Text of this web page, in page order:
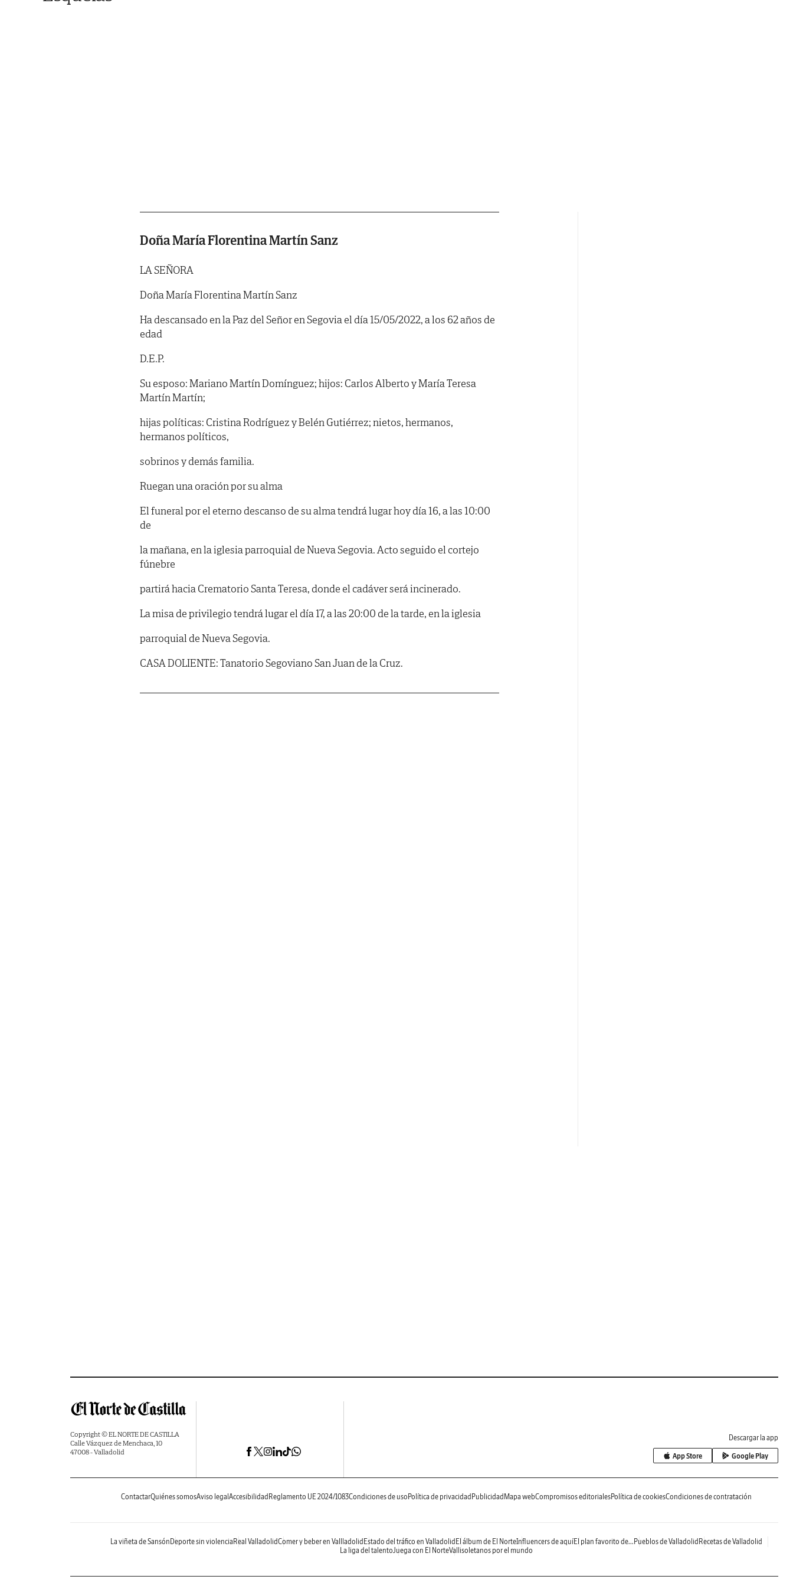
Doña María Florentina Martín Sanz
LA SEÑORA
Doña María Florentina Martín Sanz
Ha descansado en la Paz del Señor en Segovia el día 15/05/2022, a los 62 años de
edad
D.E.P.
Su esposo: Mariano Martín Domínguez; hijos: Carlos Alberto y María Teresa
Martín Martín;
hijas políticas: Cristina Rodríguez y Belén Gutiérrez; nietos, hermanos,
hermanos políticos,
sobrinos y demás familia.
Ruegan una oración por su alma
El funeral por el eterno descanso de su alma tendrá lugar hoy día 16, a las 10:00
de
la mañana, en la iglesia parroquial de Nueva Segovia. Acto seguido el cortejo
fúnebre
partirá hacia Crematorio Santa Teresa, donde el cadáver será incinerado.
La misa de privilegio tendrá lugar el día 17, a las 20:00 de la tarde, en la iglesia
parroquial de Nueva Segovia.
CASA DOLIENTE: Tanatorio Segoviano San Juan de la Cruz.
Copyright © EL NORTE DE CASTILLA
Calle Vázquez de Menchaca, 10
47008 - Valladolid
Descargar la app
App Store Google Play
ContactarQuiénes somosAviso legal Accesibilidad Reglamento UE 2024/1083Condiciones de uso Política de privacidad Publicidad Mapa webCompromisos editorialesPolítica de cookiesCondiciones de contratación
La viñeta de Sansón Deporte sin violencia Real ValladolidComer y beber en Vallladolid Estado del tráfico en Valladolid El álbum de El NorteInfluencers de aquíEl plan favorito de... Pueblos de Valladolid Recetas de Valladolid
La liga del talentoJuega con El NorteVallisoletanos por el mundo